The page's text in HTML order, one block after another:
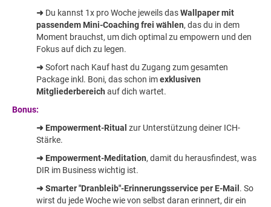
➜ Du kannst 1x pro Woche jeweils dasWallpaper mit
passendem Mini-Coaching frei wählen, das du in dem
Moment brauchst, um dich optimal zu empowern und den
Fokus auf dich zu legen.
➜Sofort nach Kauf hast du Zugang zum gesamten
Package inkl. Boni, das schon imexklusiven
Mitgliederbereich auf dich wartet.
Bonus:
➜ Empowerment-Ritual zur Unterstützung deiner ICH-
Stärke.
➜ Empowerment-Meditation, damit du herausfindest, was
DIR im Business wichtig ist.
➜ Smarter "Dranbleib"-Erinnerungsservice per E-Mail . So
wirst du jede Woche wie von selbst daran erinnert, dir ein